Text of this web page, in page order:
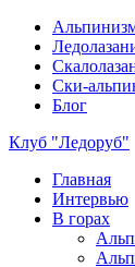
Ски-
Блог
Клуб "Ледоруб"
Главная
Интервью
В горах